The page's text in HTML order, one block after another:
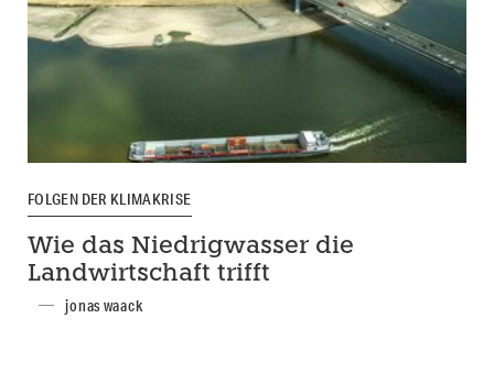
FOLGEN DER KLIMAKRISE
Wie das Niedrigwasser die
Landwirtschaft trifft
jonas waack